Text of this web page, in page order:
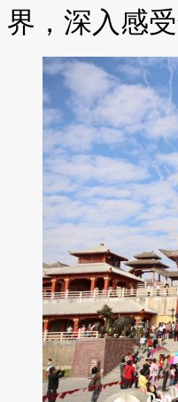
界，深入感